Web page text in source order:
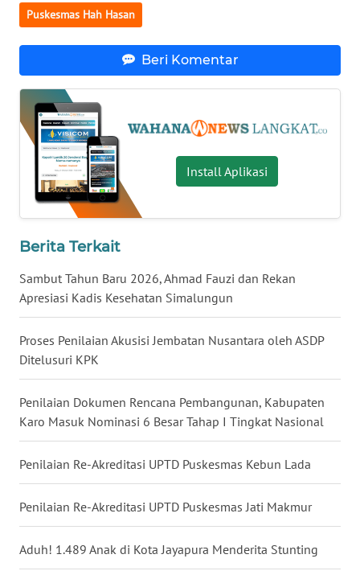
Puskesmas Hah Hasan
Beri Komentar
Install Aplikasi
Berita Terkait
Sambut Tahun Baru 2026, Ahmad Fauzi dan Rekan
Apresiasi Kadis Kesehatan Simalungun
Proses Penilaian Akusisi Jembatan Nusantara oleh ASDP
Ditelusuri KPK
Penilaian Dokumen Rencana Pembangunan, Kabupaten
Karo Masuk Nominasi 6 Besar Tahap I Tingkat Nasional
Penilaian Re-Akreditasi UPTD Puskesmas Kebun Lada
Penilaian Re-Akreditasi UPTD Puskesmas Jati Makmur
Aduh! 1.489 Anak di Kota Jayapura Menderita Stunting
WN
BANTEN
WN
NTT
WN
KEPRI
WN
PAPUA
PAPUA
BARAT
WN
RIAU
WN
SERAMBI
WN